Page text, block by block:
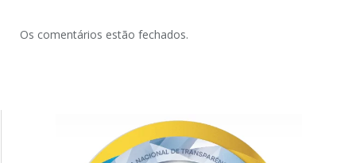
Os comentários estão fechados.